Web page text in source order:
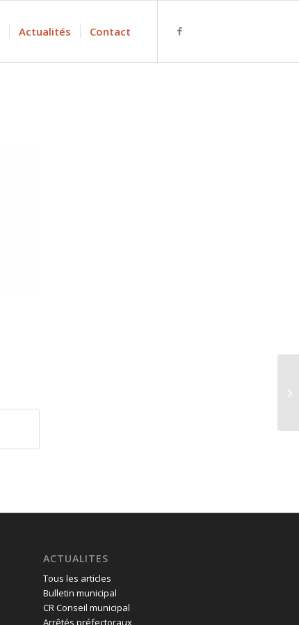
Actualités Contact
ACTUALITES
Tous les articles
Bulletin municipal
CR Conseil municipal
Arrêtés préfectoraux